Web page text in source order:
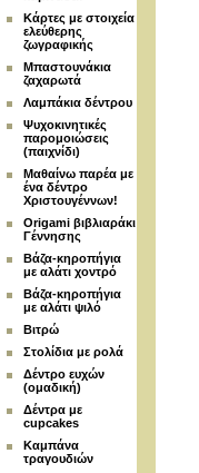
Κάρτες με στοιχεία
ελεύθερης
ζωγραφικής
Μπαστουνάκια
ζαχαρωτά
Λαμπάκια δέντρου
Ψυχοκινητικές
παρομοιώσεις
(παιχνίδι)
Μαθαίνω παρέα με
ένα δέντρο
Χριστουγέννων!
Origami βιβλιαράκι
Γέννησης
Βάζα-κηροπήγια
με αλάτι χοντρό
Βάζα-κηροπήγια
με αλάτι ψιλό
Βιτρώ
Στολίδια με ρολά
Δέντρο ευχών
(ομαδική)
Δέντρα με
cupcakes
Καμπάνα
τραγουδιών